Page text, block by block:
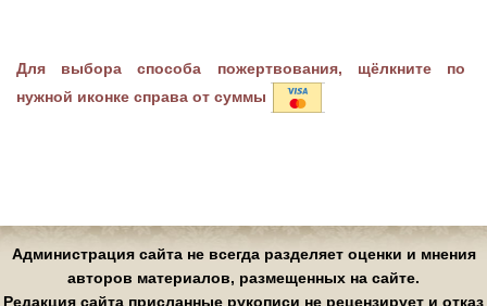
Для выбора способа пожертвования, щёлкните по
нужной иконке справа от суммы
Администрация сайта не всегда разделяет оценки и мнения
авторов материалов, размещенных на сайте.
Редакция сайта присланные рукописи не рецензирует и отказ